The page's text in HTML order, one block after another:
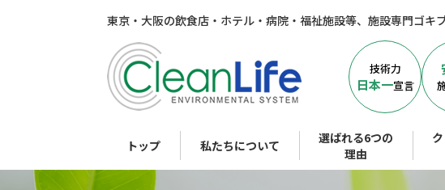
東京・大阪の飲食店・ホテル・病院・福祉施設等、施設専門ゴキ
技術力
日本一宣言
トップ 私たちについて
選ばれる6つの
理由